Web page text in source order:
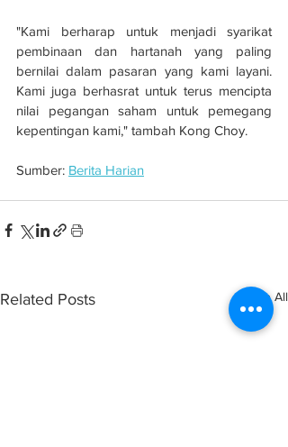
"Kami berharap untuk menjadi syarikat
pembinaan dan hartanah yang paling
bernilai dalam pasaran yang kami layani.
Kami juga berhasrat untuk terus mencipta
nilai pegangan saham untuk pemegang
kepentingan kami," tambah Kong Choy.
Sumber: Berita Harian
Related Posts See All